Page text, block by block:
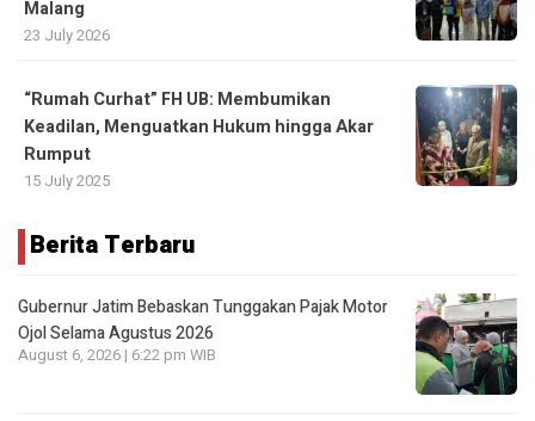
Malang
23 July 2026
“Rumah Curhat” FH UB: Membumikan
Keadilan, Menguatkan Hukum hingga Akar
Rumput
15 July 2025
Berita Terbaru
Gubernur Jatim Bebaskan Tunggakan Pajak Motor
Ojol Selama Agustus 2026
August 6, 2026 | 6:22 pm WIB